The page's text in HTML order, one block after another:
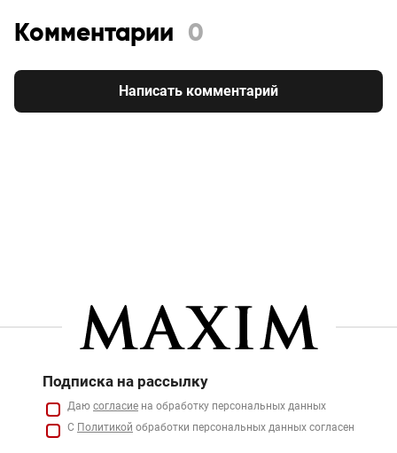
Комментарии 0
Написать комментарий
Подписка на рассылку
Даю согласие на обработку персональных данных
С Политикой обработки персональных данных согласен